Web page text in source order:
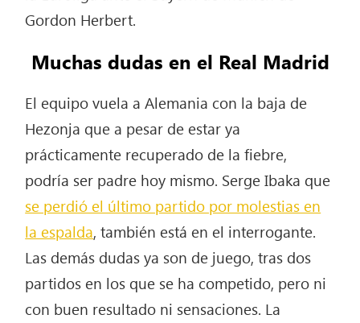
Gordon Herbert.
Muchas dudas en el Real Madrid
El equipo vuela a Alemania con la baja de
Hezonja que a pesar de estar ya
prácticamente recuperado de la fiebre,
podría ser padre hoy mismo. Serge Ibaka que
se perdió el último partido por molestias en
la espalda, también está en el interrogante.
Las demás dudas ya son de juego, tras dos
partidos en los que se ha competido, pero ni
con buen resultado ni sensaciones. La